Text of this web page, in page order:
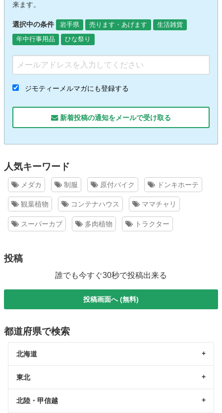
来ます。
選択中の条件 岩手県 売ります・あげます
生活雑貨
年中行事用品
ひな祭り
ジモティーメルマガにも登録する
新着投稿の通知をメールで受け取る
人気キーワード
メダカ 制服 原付バイク ドンキホーテ
観葉植物 コンテナハウス ママチャリ
スーパーカブ 多肉植物 トラクター
投稿
誰でも今すぐ30秒で投稿出来る
投稿画面へ (無料)
都道府県で検索
北海道
東北
北陸・甲信越